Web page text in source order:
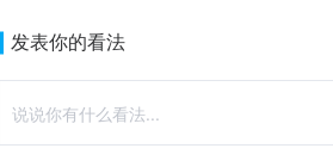
发表你的看法